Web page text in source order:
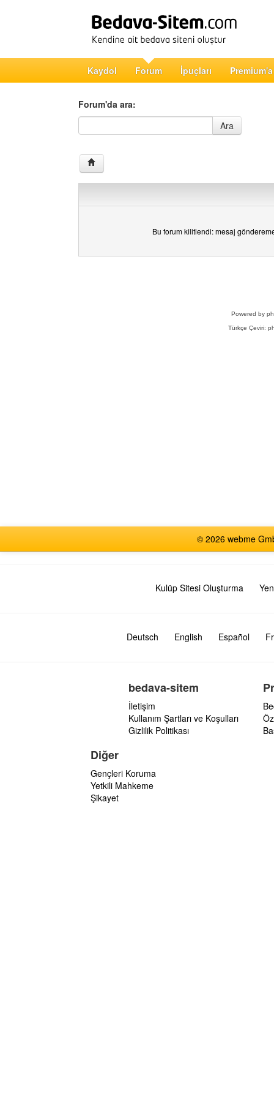
Kaydol Forum İpuçları
Forum'da ara:
Forum'da ara
Ara
Bu forum kilitlendi: mesaj
Powered by
Türkçe Çeviri:
© 2026 webme
Kulüp Sitesi Oluşturma
Deutsch English Español
bedava-sitem
İletişim
Kullanım Şartları ve Koşulları
Gizlilik Politikası
Diğer
Gençleri Koruma
Yetkili Mahkeme
Şikayet